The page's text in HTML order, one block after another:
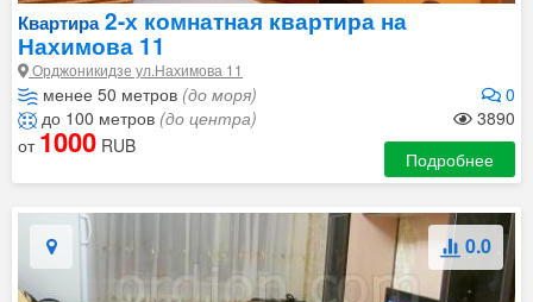
Квартира2-х комнатная квартира на
Нахимова 11
Орджоникидзе ул.Нахимова 11
менее 50 метров (до моря)
0
до 100 метров (до центра)
3890
от 1000 RUB
Подробнее
0.0